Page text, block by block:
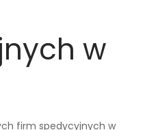
w
firm spedycyjnych w